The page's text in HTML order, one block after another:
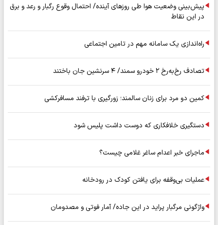
پیش‌بینی وضعیت هوا طی روزهای آینده/ احتمال وقوع رگبار و رعد و برق
در این نقاط
راه‌اندازی یک سامانه مهم در تامین اجتماعی
تصادف رخ‌به‌رخ ۲ خودرو سمند/ ۴ سرنشین جان باختند
کمین دو مرد برای زنان سالمند؛ زورگیری با ترفند مسافرکشی
دستگیری خلافکاری که دوست داشت پلیس شود
ماجرای خبر اعدام ساغر غلامی چیست؟
عملیات بی‌وقفه برای یافتن کودک در رودخانه
واژگونی مرگبار پراید در این جاده/ آمار فوتی و مصدومان